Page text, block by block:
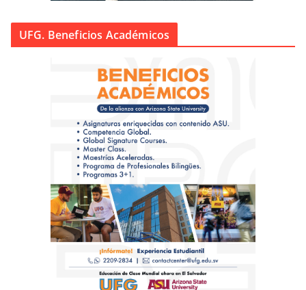
UFG. Beneficios Académicos